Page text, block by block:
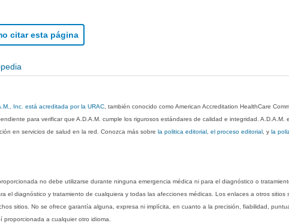
citar esta página
Inc. está acreditada por la URAC , también conocido como American Accreditation HealthCare
para verificar que A.D.A.M. cumple los rigurosos estándares de calidad e integridad.
en servicios de salud en la red. Conozca más sobrela politica editorial, el proceso editorial , yla
no debe utilizarse durante ninguna emergencia médica ni para el diagnóstico o
el diagnóstico y tratamiento de cualquiera y todas las afecciones médicas. Los enlaces a otros
sitios. No se ofrece garantía alguna, expresa ni implícita, en cuanto a la precisión, fiabilidad,
proporcionada a cualquier otro idioma.